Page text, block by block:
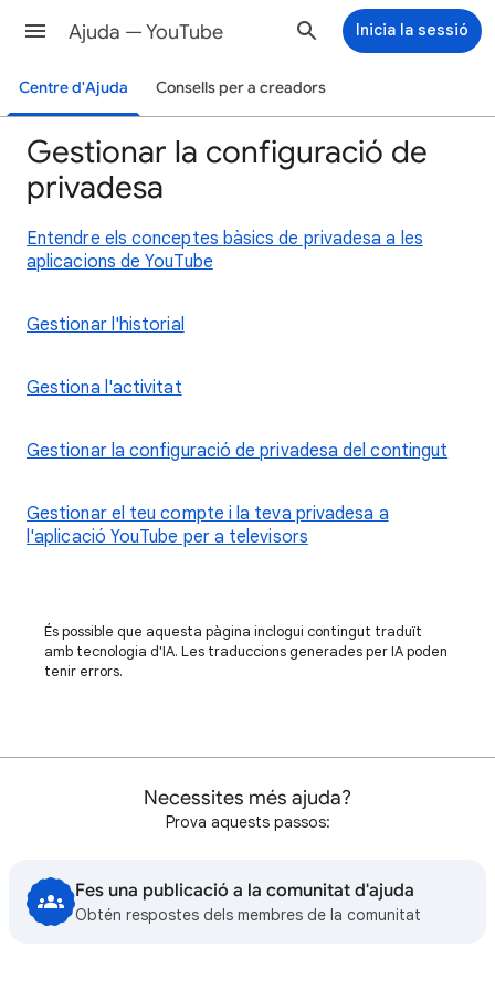
Ajuda — YouTube Inicia la sessió
Centre d'Ajuda Consells per a creadors
Gestionar la configuració de
privadesa
Entendre els conceptes bàsics de privadesa a les
aplicacions de YouTube
Gestionar l'historial
Gestiona l'activitat
Gestionar la configuració de privadesa del contingut
Gestionar el teu compte i la teva privadesa a
l'aplicació YouTube per a televisors
És possible que aquesta pàgina inclogui contingut traduït
amb tecnologia d'IA. Les traduccions generades per IA poden
tenir errors.
Necessites més ajuda?
Prova aquests passos:
Fes una publicació a la comunitat d'ajuda
Obtén respostes dels membres de la comunitat